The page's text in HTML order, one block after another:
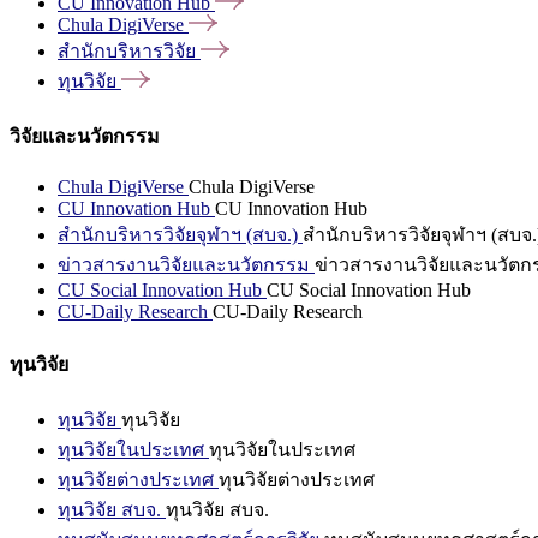
Chula DigiVerse
สำนักบริหารวิจัย
ทุนวิจัย
วิจัยและนวัตกรรม
Chula DigiVerse Chula DigiVerse
CU Innovation Hub CU Innovation Hub
สำนักบริหารวิจัยจุฬาฯ (สบจ.) สำนักบริหารวิจัยจุฬาฯ (สบจ
ข่าวสารงานวิจัยและนวัตกรรม ข่าวสารงานวิจัยและนวัตก
CU Social Innovation Hub CU Social Innovation Hub
CU-Daily Research CU-Daily Research
ทุนวิจัย
ทุนวิจัย ทุนวิจัย
ทุนวิจัยในประเทศ ทุนวิจัยในประเทศ
ทุนวิจัยต่างประเทศ ทุนวิจัยต่างประเทศ
ทุนวิจัย สบจ. ทุนวิจัย สบจ.